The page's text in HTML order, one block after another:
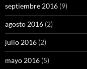
septiembre 2016 (9)
agosto 2016 (2)
julio 2016 (2)
mayo 2016 (5)